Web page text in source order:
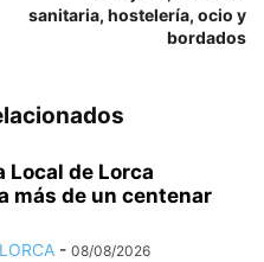
sanitaria, hostelería, ocio y
bordados
Local de Lorca
más de un centenar
- 08/08/2026